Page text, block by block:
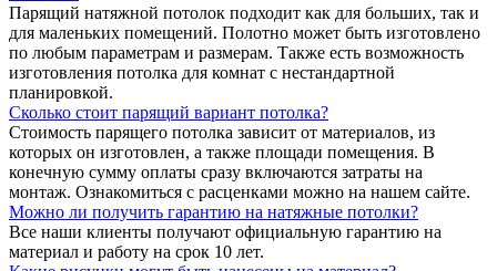
Парящий натяжной потолок подходит как для больших, так и
для маленьких помещений. Полотно может быть изготовлено
по любым параметрам и размерам. Также есть возможность
изготовления потолка для комнат с нестандартной
планировкой.
Сколько стоит парящий вариант потолка?
Стоимость парящего потолка зависит от материалов, из
которых он изготовлен, а также площади помещения. В
конечную сумму оплаты сразу включаются затраты на
монтаж. Ознакомиться с расценками можно на нашем сайте.
Можно ли получить гарантию на натяжные потолки?
Все наши клиенты получают официальную гарантию на
материал и работу на срок 10 лет.